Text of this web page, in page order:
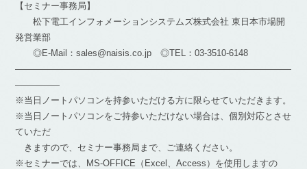
【セミナー事務局】
松下電工インフォメーションシステムズ株式会社 東日本市場開
発営業部
◎E-Mail：sales@naisis.co.jp ◎TEL：03-3510-6148
―――――――――――――――――――――――――――――――
―――――
※当日ノートパソコンを持参いただける方に限らせていただきます。
※当日ノートパソコンをご持参いただけない場合は、個別対応とさせ
ていただ
きますので、セミナー事務局まで、ご連絡ください。
※セミナーでは、MS-OFFICE（Excel、Access）を使用しますの